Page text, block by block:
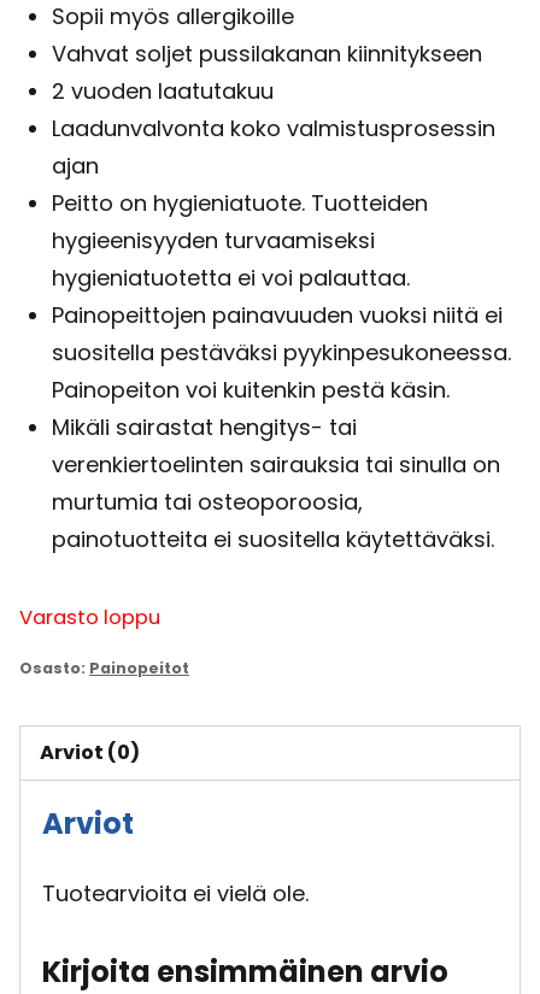
Sopii myös allergikoille
Vahvat soljet pussilakanan kiinnitykseen
2 vuoden laatutakuu
Laadunvalvonta koko valmistusprosessin
ajan
Peitto on hygieniatuote. Tuotteiden
hygieenisyyden turvaamiseksi
hygieniatuotetta ei voi palauttaa.
Painopeittojen painavuuden vuoksi niitä ei
suositella pestäväksi pyykinpesukoneessa.
Painopeiton voi kuitenkin pestä käsin.
Mikäli sairastat hengitys- tai
verenkiertoelinten sairauksia tai sinulla on
murtumia tai osteoporoosia,
painotuotteita ei suositella käytettäväksi.
Varasto loppu
Osasto: Painopeitot
Arviot (0)
Arviot
Tuotearvioita ei vielä ole.
Kirjoita ensimmäinen arvio